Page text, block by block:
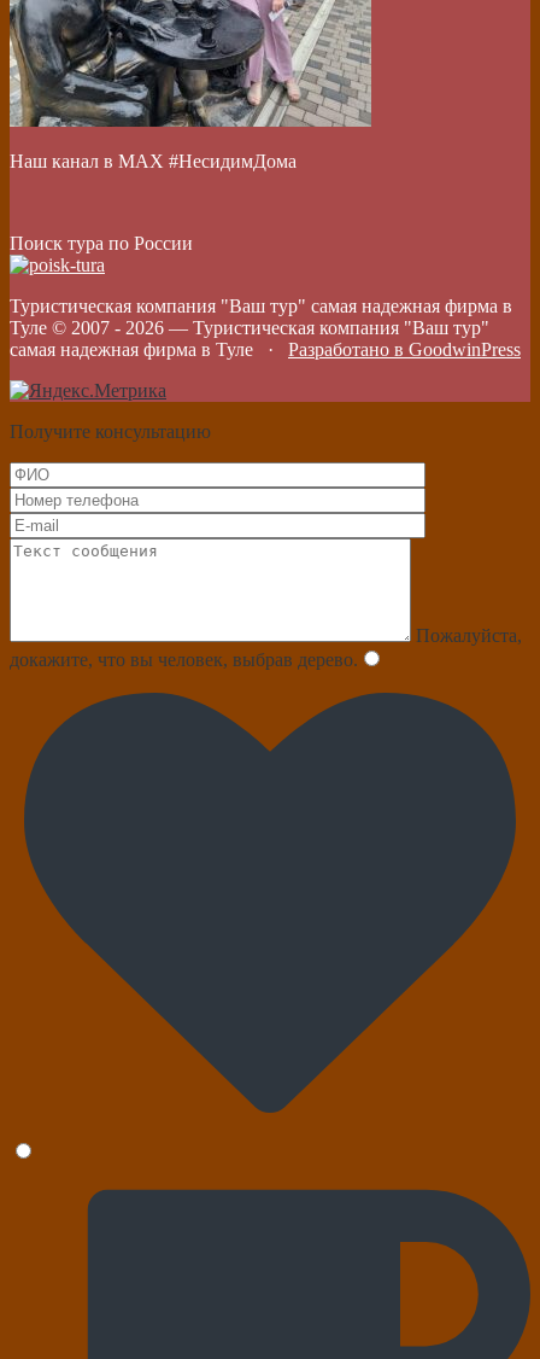
Наш канал в МАХ #НесидимДома
Поиск тура по России
Туристическая компания "Ваш тур" самая надежная фирма в
Туле © 2007 - 2026 — Туристическая компания "Ваш тур"
самая надежная фирма в Туле · Разработано в GoodwinPress
Получите консультацию
Пожалуйста,
докажите, что вы человек, выбрав дерево.